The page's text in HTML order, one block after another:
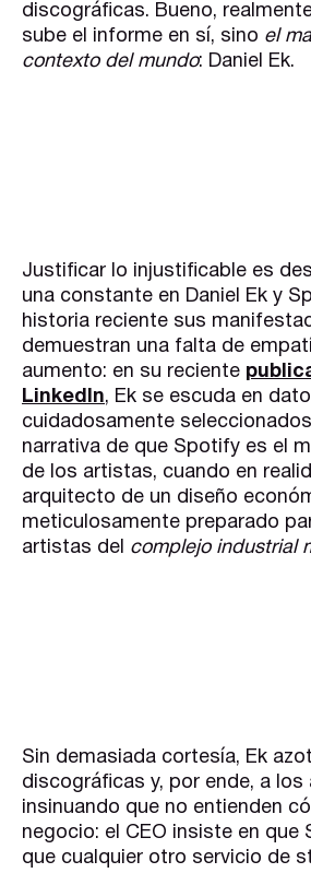
discográficas. Bueno,
sube el informe en sí, sino el
contexto del mundo: Daniel Ek.
Justificar lo injustificable es
una constante en Daniel Ek y
historia reciente sus
demuestran una falta de
aumento: en su reciente
LinkedIn, Ek se escuda en
cuidadosamente
narrativa de que Spotify es el
de los artistas, cuando en
arquitecto de un diseño
meticulosamente preparado
artistas del complejo industrial
Sin demasiada cortesía, Ek
discográficas y, por ende, a los
insinuando que no entienden
negocio: el CEO insiste en que
que cualquier otro servicio de